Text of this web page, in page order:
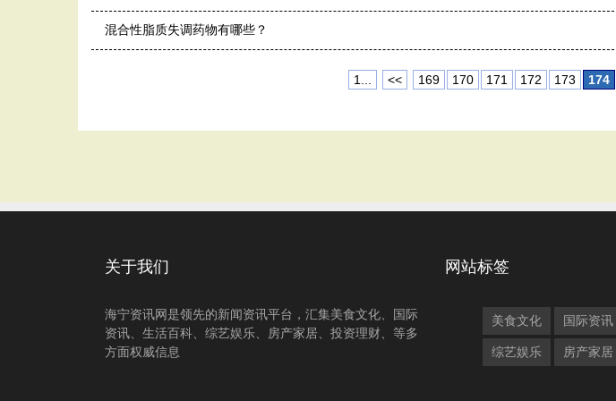
混合性脂质失调药物有哪些？
1... << 169 170 171 172 173 174
关于我们
海宁资讯网是领先的新闻资讯平台，汇集美食文化、国际
资讯、生活百科、综艺娱乐、房产家居、投资理财、等多
方面权威信息
网站标签
美食文化 国际资讯
综艺娱乐 房产家居